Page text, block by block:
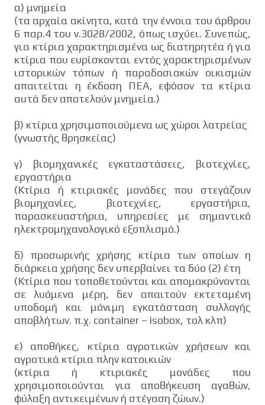
α) μνημεία
(τα αρχαία ακίνητα, κατά την έννοια του άρθρου
6 παρ.4 του ν.3028/2002, όπως ισχύει. Συνεπώς,
για κτίρια χαρακτηρισμένα ως διατηρητέα ή για
κτίρια που ευρίσκονται εντός χαρακτηρισμένων
ιστορικών τόπων ή παραδοσιακών οικισμών
απαιτείται η έκδοση ΠΕΑ, εφόσον τα κτίρια
αυτά δεν αποτελούν μνημεία.)
β) κτίρια χρησιμοποιούμενα ως χώροι λατρείας
(γνωστής θρησκείας)
γ) βιομηχανικές εγκαταστάσεις, βιοτεχνίες,
εργαστήρια
(Κτίρια ή κτιριακές μονάδες που στεγάζουν
βιομηχανίες, βιοτεχνίες, εργαστήρια,
παρασκευαστήρια, υπηρεσίες με σημαντικό
ηλεκτρομηχανολογικό εξοπλισμό.)
δ) προσωρινής χρήσης κτίρια των οποίων η
διάρκεια χρήσης δεν υπερβαίνει τα δύο (2) έτη
(Κτίρια που τοποθετούνται και απομακρύνονται
σε λυόμενα μέρη, δεν απαιτούν εκτεταμένη
υποδομή και μόνιμη εγκατάσταση συλλογής
αποβλήτων. π.χ. container – isobox, τολ κλπ)
ε) αποθήκες, κτίρια αγροτικών χρήσεων και
αγροτικά κτίρια πλην κατοικιών
(κτίρια ή κτιριακές μονάδες που
χρησιμοποιούνται για αποθήκευση αγαθών,
φύλαξη αντικειμένων ή στέγαση ζώων.)